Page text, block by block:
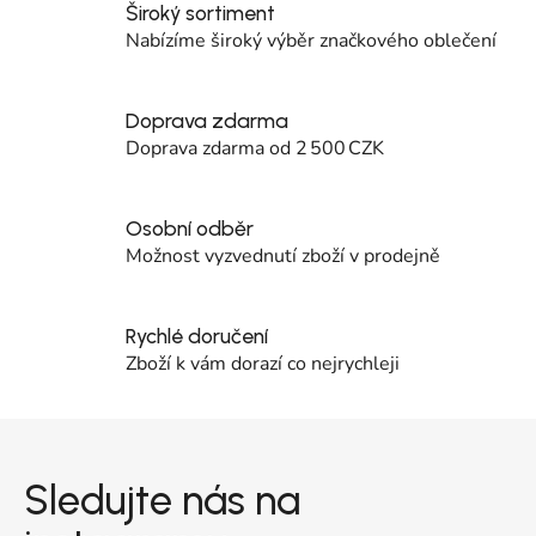
Široký sortiment
Nabízíme široký výběr značkového oblečení
Doprava zdarma
Doprava zdarma od 2 500 CZK
Osobní odběr
Možnost vyzvednutí zboží v prodejně
Rychlé doručení
Zboží k vám dorazí co nejrychleji
Sledujte nás na